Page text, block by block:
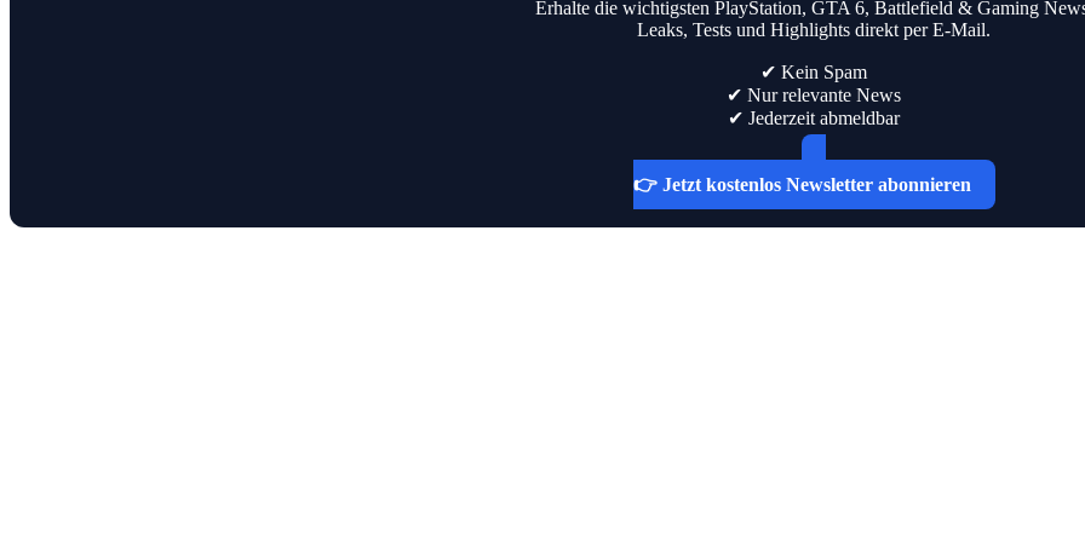
Erhalte die wichtigsten PlayStation, GTA 6, Battlefield & Gaming
Leaks, Tests und Highlights direkt per E-Mail.
✔ Kein Spam
✔ Nur relevante News
✔ Jederzeit abmeldbar
👉 Jetzt kostenlos Newsletter abonnieren